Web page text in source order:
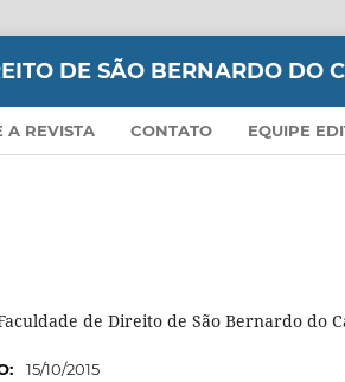
DE SÃO BERNARDO DO
A REVISTA CONTATO EQUIPE
de Direito de São Bernardo do
15/10/2015